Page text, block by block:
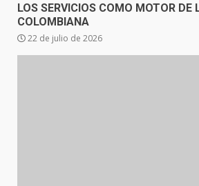
LOS SERVICIOS COMO MOTOR DE
COLOMBIANA
22 de julio de 2026